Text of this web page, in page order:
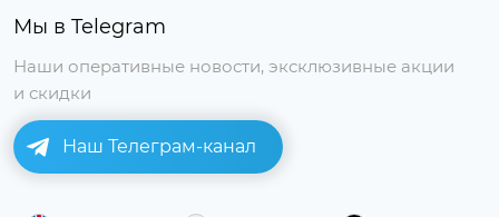
Мы в Telegram
Наши оперативные новости, эксклюзивные акции
и скидки
Наш Телеграм-канал